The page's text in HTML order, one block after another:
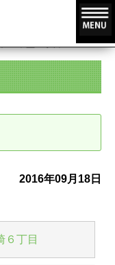
2016年09月18日
６丁目